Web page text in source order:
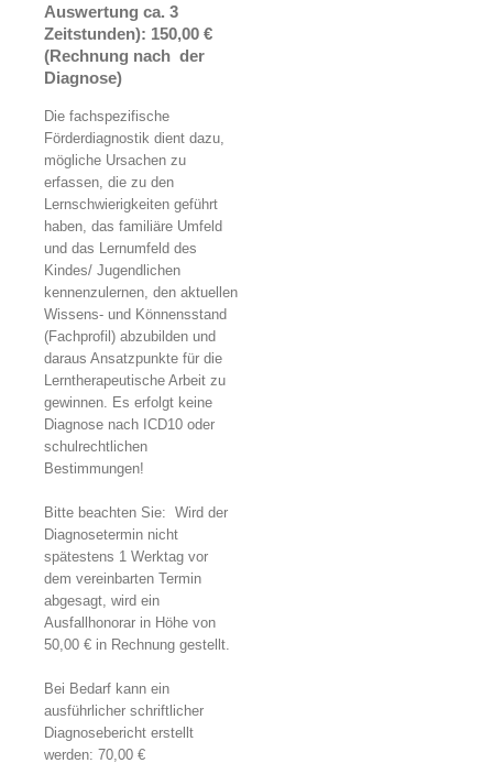
Auswertung ca. 3
Zeitstunden): 150,00 €
(Rechnung nach der
Diagnose)
Die fachspezifische
Förderdiagnostik dient dazu,
mögliche Ursachen zu
erfassen, die zu den
Lernschwierigkeiten geführt
haben, das familiäre Umfeld
und das Lernumfeld des
Kindes/ Jugendlichen
kennenzulernen, den aktuellen
Wissens- und Könnensstand
(Fachprofil) abzubilden und
daraus Ansatzpunkte für die
Lerntherapeutische Arbeit zu
gewinnen. Es erfolgt keine
Diagnose nach ICD10 oder
schulrechtlichen
Bestimmungen!
Bitte beachten Sie: Wird der
Diagnosetermin nicht
spätestens 1 Werktag vor
dem vereinbarten Termin
abgesagt, wird ein
Ausfallhonorar in Höhe von
50,00 € in Rechnung gestellt.
Bei Bedarf kann ein
ausführlicher schriftlicher
Diagnosebericht erstellt
werden: 70,00 €